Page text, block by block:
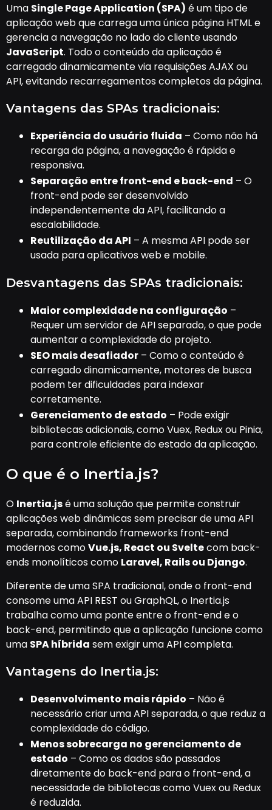
Uma Single Page Application (SPA) é um tipo de
aplicação web que carrega uma única página HTML e
gerencia a navegação no lado do cliente usando
JavaScript. Todo o conteúdo da aplicação é
carregado dinamicamente via requisições AJAX ou
API, evitando recarregamentos completos da página.
Vantagens das SPAs tradicionais:
Experiência do usuário fluida – Como não há
recarga da página, a navegação é rápida e
responsiva.
Separação entre front-end e back-end – O
front-end pode ser desenvolvido
independentemente da API, facilitando a
escalabilidade.
Reutilização da API – A mesma API pode ser
usada para aplicativos web e mobile.
Desvantagens das SPAs tradicionais:
Maior complexidade na configuração –
Requer um servidor de API separado, o que pode
aumentar a complexidade do projeto.
SEO mais desafiador – Como o conteúdo é
carregado dinamicamente, motores de busca
podem ter dificuldades para indexar
corretamente.
Gerenciamento de estado – Pode exigir
bibliotecas adicionais, como Vuex, Redux ou Pinia,
para controle eficiente do estado da aplicação.
O que é o Inertia.js?
O Inertia.jsé uma solução que permite construir
aplicações web dinâmicas sem precisar de uma API
separada, combinando frameworks front-end
modernos comoVue.js, React ou Sveltecom back-
ends monolíticos como Laravel, Rails ou Django.
Diferente de uma SPA tradicional, onde o front-end
consome uma API REST ou GraphQL, o Inertia.js
trabalha como uma ponte entre o front-end e o
back-end, permitindo que a aplicação funcione como
uma SPA híbrida sem exigir uma API completa.
Vantagens do Inertia.js:
Desenvolvimento mais rápido – Não é
necessário criar uma API separada, o que reduz a
complexidade do código.
Menos sobrecarga no gerenciamento de
estado – Como os dados são passados
diretamente do back-end para o front-end, a
necessidade de bibliotecas como Vuex ou Redux
é reduzida.